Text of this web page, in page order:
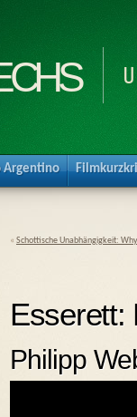
Argentino
« Schottische Unabhängigkeit:
Esserett:
Philipp